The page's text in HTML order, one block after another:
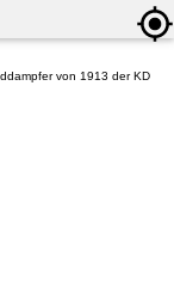
von 1913 der KD